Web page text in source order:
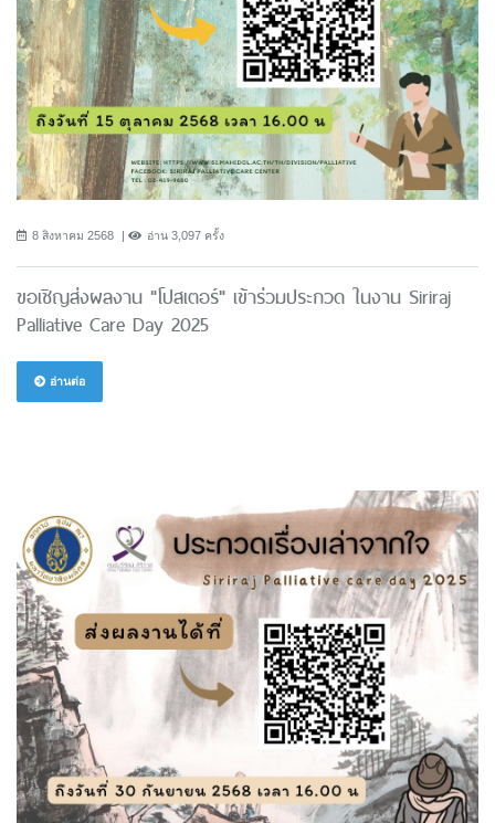
8 สิงหาคม 2568 อ่าน 3,097 ครั้ง
ขอเชิญส่งผลงาน "โปสเตอร์" เข้าร่วมประกวด ในงาน Siriraj
Palliative Care Day 2025
อ่านต่อ